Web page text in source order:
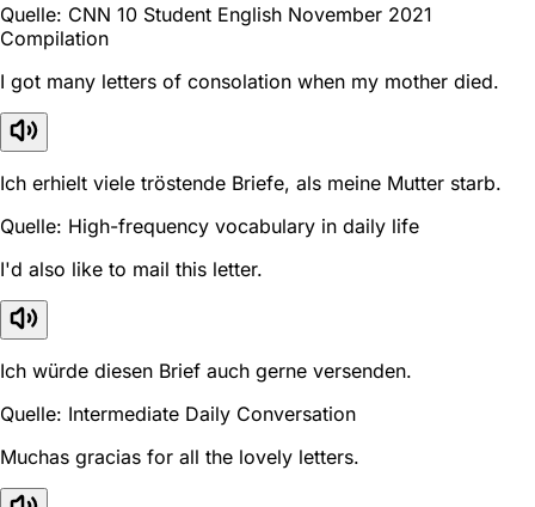
Quelle: CNN 10 Student English November 2021
Compilation
I got many letters of consolation when my mother died.
Ich erhielt viele tröstende Briefe, als meine Mutter starb.
Quelle: High-frequency vocabulary in daily life
I'd also like to mail this letter.
Ich würde diesen Brief auch gerne versenden.
Quelle: Intermediate Daily Conversation
Muchas gracias for all the lovely letters.